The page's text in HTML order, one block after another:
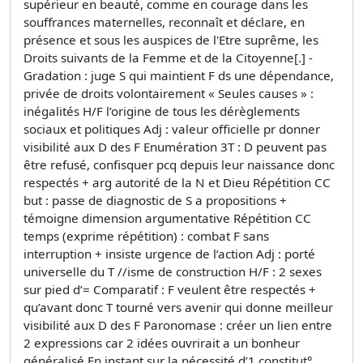
supérieur en beauté, comme en courage dans les
souffrances maternelles, reconnaît et déclare, en
présence et sous les auspices de l'Etre suprême, les
Droits suivants de la Femme et de la Citoyenne[.] -
Gradation : juge S qui maintient F ds une dépendance,
privée de droits volontairement « Seules causes » :
inégalités H/F l’origine de tous les dérèglements
sociaux et politiques Adj : valeur officielle pr donner
visibilité aux D des F Enumération 3T : D peuvent pas
être refusé, confisquer pcq depuis leur naissance donc
respectés + arg autorité de la N et Dieu Répétition CC
but : passe de diagnostic de S a propositions +
témoigne dimension argumentative Répétition CC
temps (exprime répétition) : combat F sans
interruption + insiste urgence de l’action Adj : porté
universelle du T //isme de construction H/F : 2 sexes
sur pied d’= Comparatif : F veulent être respectés +
qu’avant donc T tourné vers avenir qui donne meilleur
visibilité aux D des F Paronomase : créer un lien entre
2 expressions car 2 idées ouvrirait a un bonheur